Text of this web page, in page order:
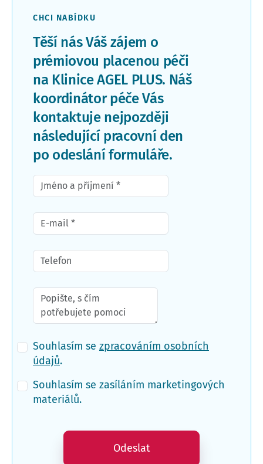
CHCI NABÍDKU
Těší nás Váš zájem o
prémiovou placenou péči
na Klinice AGEL PLUS. Náš
koordinátor péče Vás
kontaktuje nejpozději
následující pracovní den
po odeslání formuláře.
Souhlasím se zpracováním osobních
údajů.
Souhlasím se zasíláním marketingových
materiálů.
Odeslat